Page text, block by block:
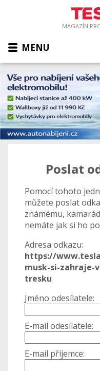
MAGAZÍN
MENU
Poslat
Pomocí tohoto
můžete poslat
známému,
nemáte jak si ho
Adresa odkazu:
https://
musk-si-zahraje-
tresku
Jméno odesílatele:
E-mail odesílatele:
E-mail příjemce: